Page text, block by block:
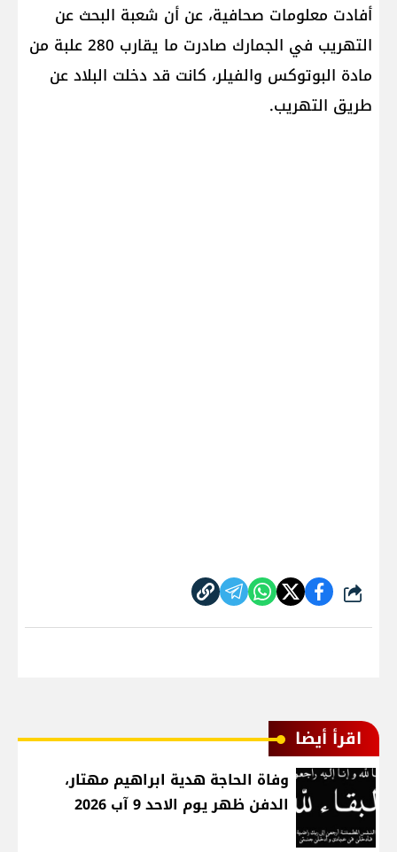
أفادت معلومات صحافية، عن أن شعبة البحث عن
التهريب في الجمارك صادرت ما يقارب 280 علبة من
مادة البوتوكس والفيلر، كانت قد دخلت البلاد عن
طريق التهريب.
شارك
اقرأ أيضا
وفاة الحاجة هدية ابراهيم مهتار،
الدفن ظهر يوم الاحد 9 آب 2026